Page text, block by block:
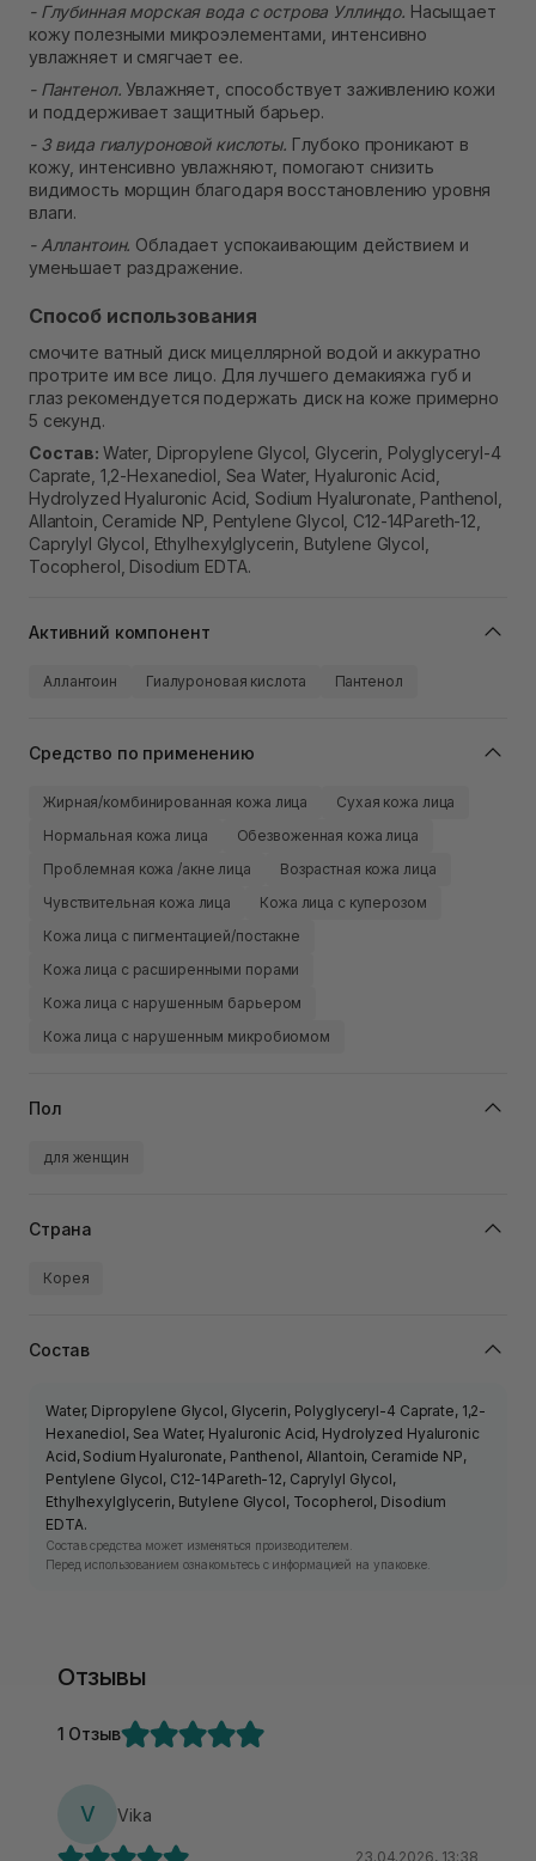
- Глубинная морская вода с острова Уллиндо. Насыщает
кожу полезными микроэлементами, интенсивно
увлажняет и смягчает ее.
- Пантенол. Увлажняет, способствует заживлению кожи
и поддерживает защитный барьер.
- 3 вида гиалуроновой кислоты. Глубоко проникают в
кожу, интенсивно увлажняют, помогают снизить
видимость морщин благодаря восстановлению уровня
влаги.
- Аллантоин. Обладает успокаивающим действием и
уменьшает раздражение.
Способ использования
смочите ватный диск мицеллярной водой и аккуратно
протрите им все лицо. Для лучшего демакияжа губ и
глаз рекомендуется подержать диск на коже примерно
5 секунд.
Состав: Water, Dipropylene Glycol, Glycerin, Polyglyceryl-4
Caprate, 1,2-Hexanediol, Sea Water, Hyaluronic Acid,
Hydrolyzed Hyaluronic Acid, Sodium Hyaluronate, Panthenol,
Allantoin, Ceramide NP, Pentylene Glycol, C12-14Pareth-12,
Caprylyl Glycol, Ethylhexylglycerin, Butylene Glycol,
Tocopherol, Disodium EDTA.
Активний компонент
Аллантоин Гиалуроновая кислота Пантенол
Средство по применению
Жирная/комбинированная кожа лица
Сухая кожа лица
Нормальная кожа лица
Обезвоженная кожа лица
Проблемная кожа /акне лица
Возрастная кожа лица
Чувствительная кожа лица
Кожа лица с куперозом
Кожа лица с пигментацией/постакне
Кожа лица с расширенными порами
Кожа лица с нарушенным барьером
Кожа лица с нарушенным микробиомом
Пол
для женщин
Страна
Корея
Состав
Water, Dipropylene Glycol, Glycerin, Polyglyceryl-4 Caprate, 1,2-
Hexanediol, Sea Water, Hyaluronic Acid, Hydrolyzed Hyaluronic
Acid, Sodium Hyaluronate, Panthenol, Allantoin, Ceramide NP,
Pentylene Glycol, C12-14Pareth-12, Caprylyl Glycol,
Ethylhexylglycerin, Butylene Glycol, Tocopherol, Disodium
EDTA.
Состав средства может изменяться производителем.
Перед использованием ознакомьтесь с информацией на упаковке.
Отзывы
1 Отзыв
V Vika
23.04.2026, 13:38